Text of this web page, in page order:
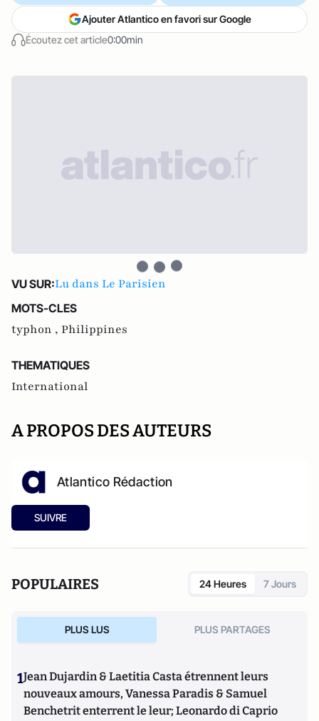
Écoutez cet article0:00min
Ajouter Atlantico en favori sur Google
VU SUR:Lu dans Le Parisien
MOTS-CLES
typhon , Philippines
THEMATIQUES
International
A PROPOS DES AUTEURS
Atlantico Rédaction
SUIVRE
POPULAIRES 24 Heures 7 Jours
PLUS LUS PLUS PARTAGES
1Jean Dujardin & Laetitia Casta étrennent leurs
nouveaux amours, Vanessa Paradis & Samuel
Benchetrit enterrent le leur; Leonardo di Caprio